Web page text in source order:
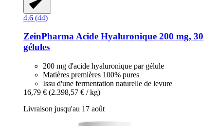
4.6 (44)
ZeinPharmaAcide Hyaluronique 200 mg, 30
gélules
200 mg d'acide hyaluronique par gélule
Matières premières 100% pures
Issu d'une fermentation naturelle de levure
16,79 € (2.398,57 € / kg)
Livraison jusqu'au 17 août